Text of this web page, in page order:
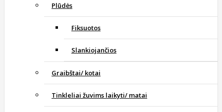
Plūdės
Fiksuotos
Slankiojančios
Graibštai/ kotai
Tinkleliai žuvims laikyti/ matai